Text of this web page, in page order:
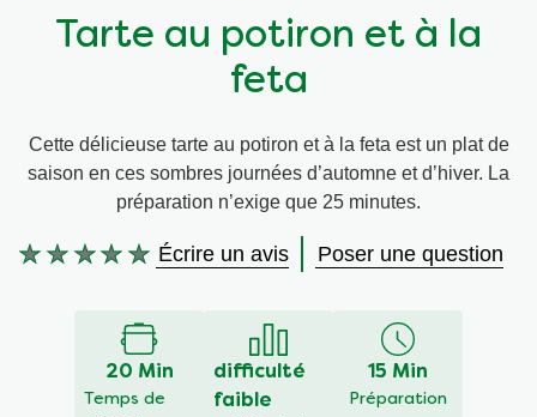
Végétarien
Wraps aux légumes
Occasions
Aides culinaires
Prêt à l'emploi
Snackpots
Tarte au potiron et à la
feta
Cette délicieuse tarte au potiron et à la feta est un plat de
saison en ces sombres journées d’automne et d’hiver. La
préparation n’exige que 25 minutes.
Aucune
Écrire un avis Poser une question
20 Min
Temps de
difficulté
faible
15 Min
Préparation